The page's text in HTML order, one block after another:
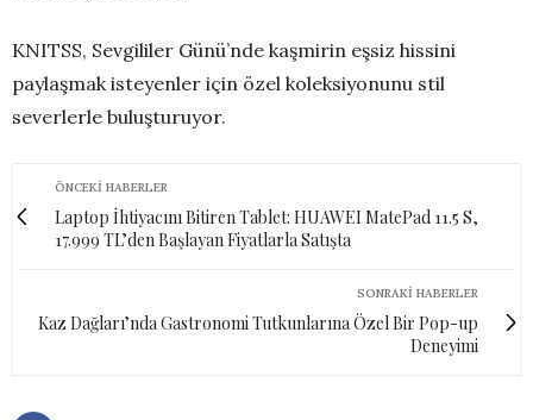
KNITSS, Sevgililer Günü’nde kaşmirin eşsiz hissini
paylaşmak isteyenler için özel koleksiyonunu stil
severlerle buluşturuyor.
ÖNCEKI HABERLER
Laptop İhtiyacını Bitiren Tablet: HUAWEI MatePad 11.5 S,
17.999 TL’den Başlayan Fiyatlarla Satışta
SONRAKI HABERLER
Kaz Dağları’nda Gastronomi Tutkunlarına Özel Bir Pop-up
Deneyimi